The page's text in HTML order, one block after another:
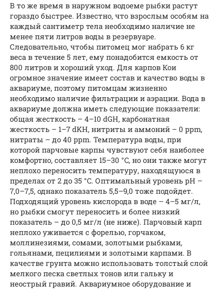
В то же время в наружном водоеме рыбки растут
гораздо быстрее. Известно, что взрослым особям на
каждый сантиметр тела необходимо наличие не
менее пяти литров воды в резервуаре.
Следовательно, чтобы питомец мог набрать 6 кг
веса в течение 5 лет, ему понадобится емкость от
800 литров и хороший уход. Для карпов Кои
огромное значение имеет состав и качество воды в
аквариуме, поэтому питомцам жизненно
необходимо наличие фильтрации и аэрации. Вода в
аквариуме должна иметь следующие показатели:
общая жесткость – 4–10 dGH, карбонатная
жесткость – 1–7 dKH, нитриты и аммоний – 0 ppm,
нитраты – до 40 ppm. Температура воды, при
которой парчовые карпы чувствуют себя наиболее
комфортно, составляет 15–30 °C, но они также могут
неплохо переносить температуру, находящуюся в
пределах от 2 до 35 °C. Оптимальный уровень pH –
7,0–7,5, однако показатель 5,5–9,0 тоже подойдет.
Подходящий уровень кислорода в воде – 4–5 мг/л,
но рыбки смогут переносить и более низкий
показатель – до 0,5 мг/л (не ниже). Парчовый карп
неплохо уживается с форелью, горчаком,
моллинезиями, сомами, золотыми рыбками,
гольянами, пецилиями и золотыми карпами. В
качестве грунта можно использовать толстый слой
мелкого песка светлых тонов или гальку и
неострый гравий. Аквариумное оборудование и